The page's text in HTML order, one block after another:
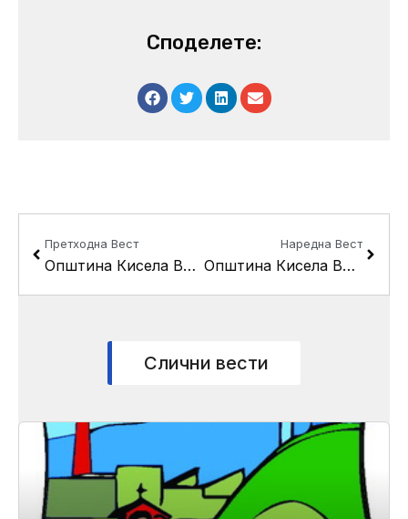
Споделете:
Претходна Вест
Општина Кисела Вода се справува со снегот на своја територија
Наредна Вест
Општина Кисела Вода ја затвора 2014 година со 3354 легализирани дивоградби
Слични вести